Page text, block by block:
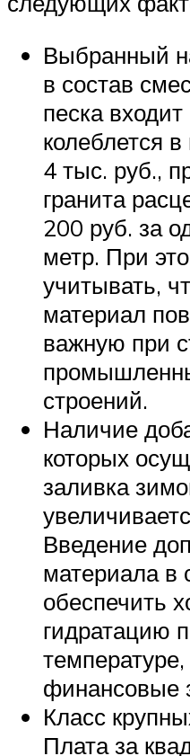
Выбранный
в состав
песка
колеблется
4 тыс. руб.,
гранита
200 руб. за
метр. При
учитывать,
материал
важную при
строений.
Наличие
которых
заливка
Введение
материала в
обеспечить
гидратацию
финансовые
Класс
Плата за